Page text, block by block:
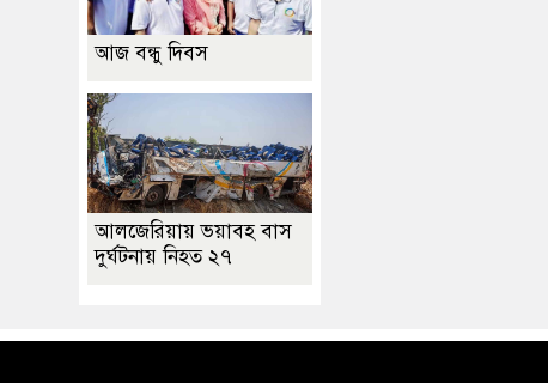
আজ বন্ধু দিবস
আলজেরিয়ায় ভয়াবহ বাস
দুর্ঘটনায় নিহত ২৭